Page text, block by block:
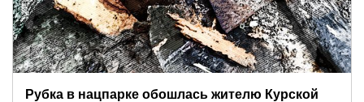
Рубка в нацпарке обошлась жителю Курской